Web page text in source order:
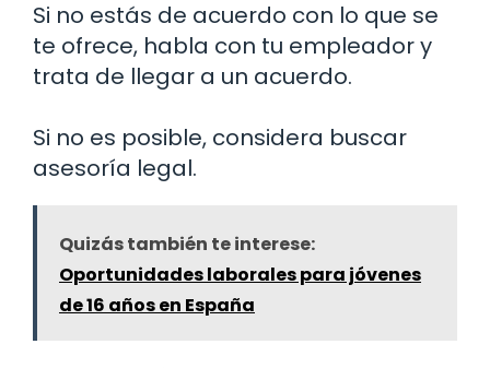
Si no estás de acuerdo con lo que se
te ofrece, habla con tu empleador y
trata de llegar a un acuerdo.
Si no es posible, considera buscar
asesoría legal.
Quizás también te interese:
Oportunidades laborales para jóvenes
de 16 años en España